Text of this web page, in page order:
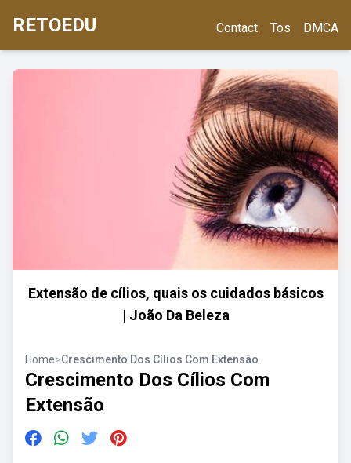
RETOEDU Contact Tos DMCA
Extensão de cílios, quais os cuidados básicos
| João Da Beleza
Home>Crescimento Dos Cílios Com Extensão
Crescimento Dos Cílios Com
Extensão